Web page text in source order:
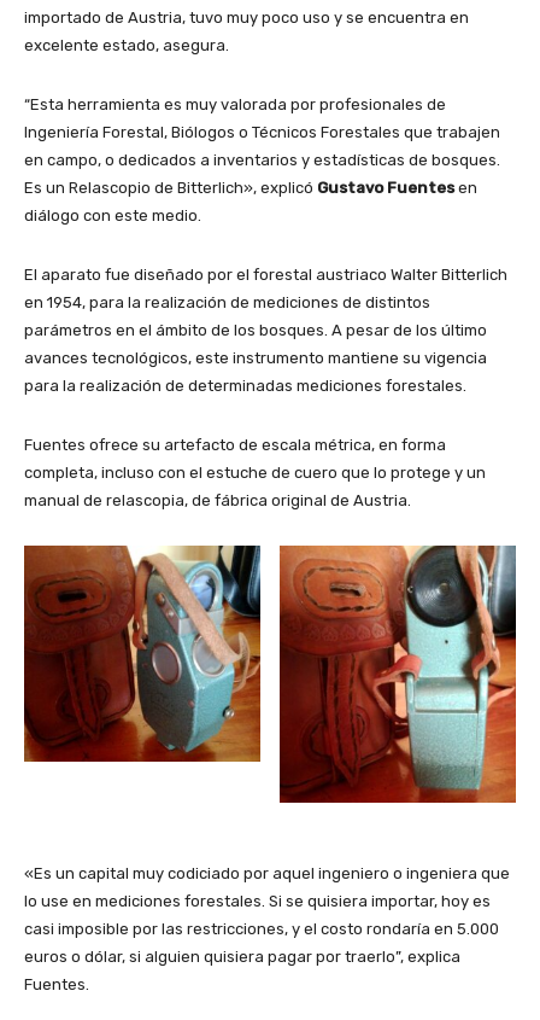
importado de Austria, tuvo muy poco uso y se encuentra en
excelente estado, asegura.
“Esta herramienta es muy valorada por profesionales de
Ingeniería Forestal, Biólogos o Técnicos Forestales que trabajen
en campo, o dedicados a inventarios y estadísticas de bosques.
Es un Relascopio de Bitterlich», explicó Gustavo Fuentesen
diálogo con este medio.
El aparato fue diseñado por el forestal austriaco Walter Bitterlich
en 1954, para la realización de mediciones de distintos
parámetros en el ámbito de los bosques. A pesar de los último
avances tecnológicos, este instrumento mantiene su vigencia
para la realización de determinadas mediciones forestales.
Fuentes ofrece su artefacto de escala métrica, en forma
completa, incluso con el estuche de cuero que lo protege y un
manual de relascopia, de fábrica original de Austria.
«Es un capital muy codiciado por aquel ingeniero o ingeniera que
lo use en mediciones forestales. Si se quisiera importar, hoy es
casi imposible por las restricciones, y el costo rondaría en 5.000
euros o dólar, si alguien quisiera pagar por traerlo”, explica
Fuentes.